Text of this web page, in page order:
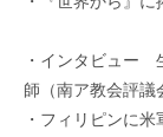
・インタビュー
師（南ア教会評議
・フィリピンに